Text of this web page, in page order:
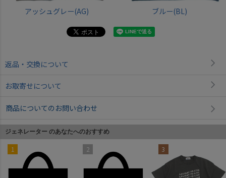
アッシュグレー(AG) ブルー(BL)
返品・交換について
お取寄せについて
商品についてのお問い合わせ
ジェネレーター のあなたへのおすすめ
1 2 3